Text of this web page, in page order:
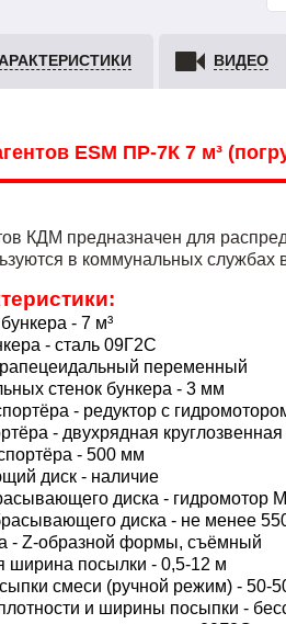
ВИДЕО
ESM ПР-7К 7 м³
КДМ предназначен для
в коммунальных
- 7 м³
- сталь 09Г2С
переменный
стенок бункера - 3 мм
- редуктор с
- двухрядная
- 500 мм
диск - наличие
диска - гидромотор
диска - не менее
- Z-образной формы, съёмный
ширина посылки - 0,5-12 м
смеси (ручной режим) - 50-
и ширины посыпки -